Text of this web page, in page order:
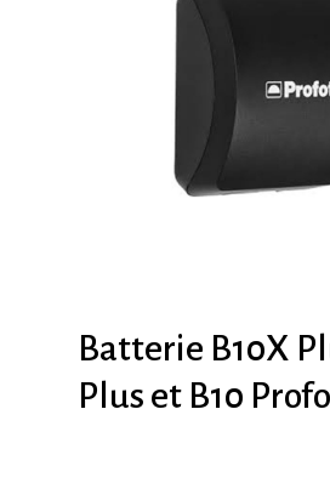
Batterie B10X
Plus et B10